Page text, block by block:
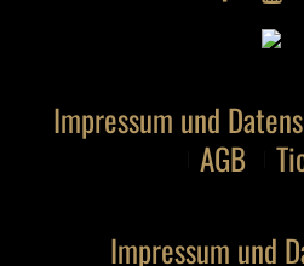
Impressum und
AGB
Impressum und